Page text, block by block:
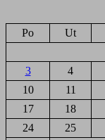
Po
Ut
3
4
10
11
17
18
24
25